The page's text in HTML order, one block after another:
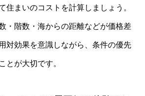
住まいのコストを計算しましょう。
・階数・海からの距離などが価格差
対効果を意識しながら、条件の優先
とが大切です。